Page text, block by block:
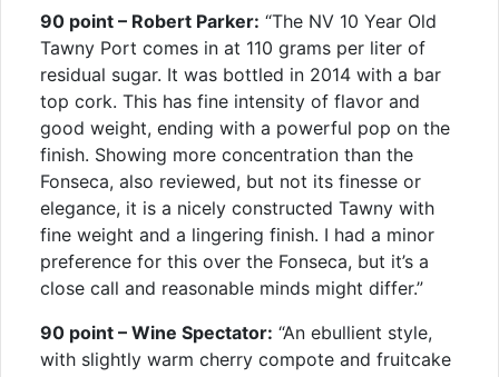
90 point – Robert Parker: “The NV 10 Year Old
Tawny Port comes in at 110 grams per liter of
residual sugar. It was bottled in 2014 with a bar
top cork. This has fine intensity of flavor and
good weight, ending with a powerful pop on the
finish. Showing more concentration than the
Fonseca, also reviewed, but not its finesse or
elegance, it is a nicely constructed Tawny with
fine weight and a lingering finish. I had a minor
preference for this over the Fonseca, but it’s a
close call and reasonable minds might differ.”
90 point – Wine Spectator: “An ebullient style,
with slightly warm cherry compote and fruitcake